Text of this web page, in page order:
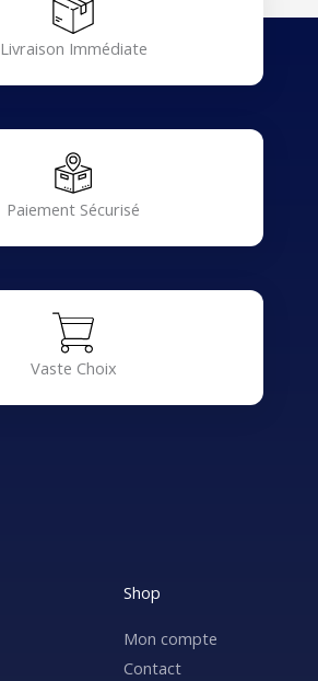
Livraison Immédiate
Paiement Sécurisé
Vaste Choix
Shop
Mon compte
Contact